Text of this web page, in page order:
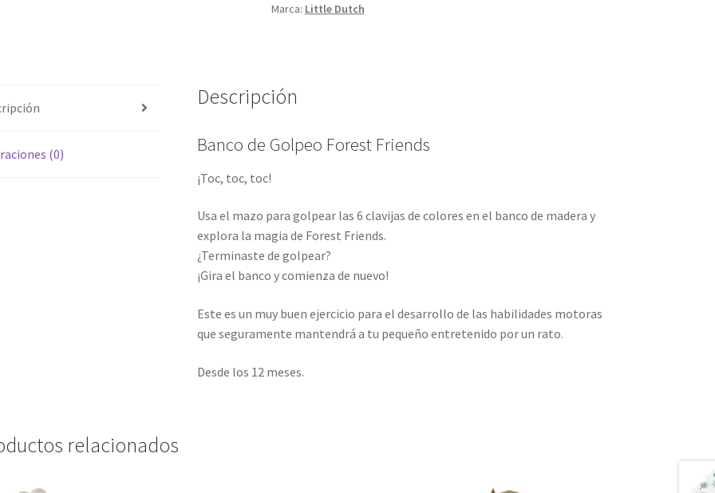
Marca: Little Dutch
(0)
Descripción
Banco de Golpeo Forest Friends
¡Toc, toc, toc!
Usa el mazo para golpear las 6 clavijas de colores en el banco de madera y
explora la magia de Forest Friends.
¿Terminaste de golpear?
¡Gira el banco y comienza de nuevo!
Este es un muy buen ejercicio para el desarrollo de las habilidades motoras
que seguramente mantendrá a tu pequeño entretenido por un rato.
Desde los 12 meses.
relacionados